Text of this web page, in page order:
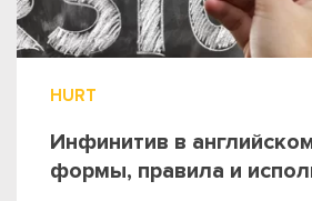
HURT
Инфинитив в
формы, правила и